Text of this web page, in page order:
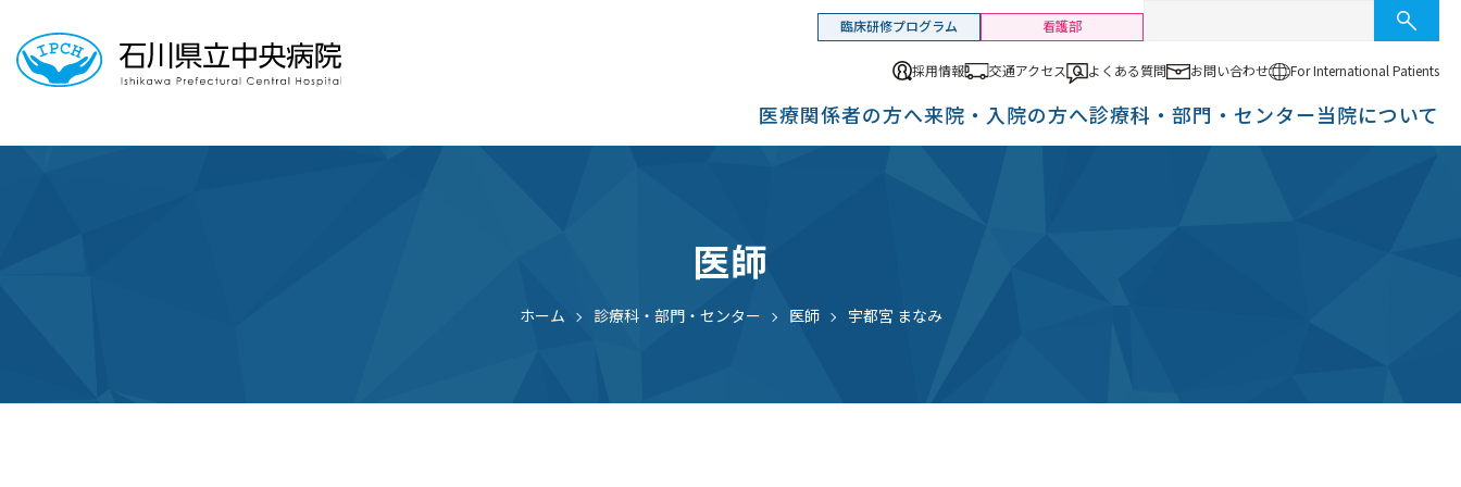
臨床研修プログラム 看護部
採用情報 交通アクセス よくある質問 お問い合わせ For International Patients
医療関係者の方へ来院・入院の方へ診療科・部門・センター当院について
医師
ホーム 診療科・部門・センター 医師 宇都宮 まなみ